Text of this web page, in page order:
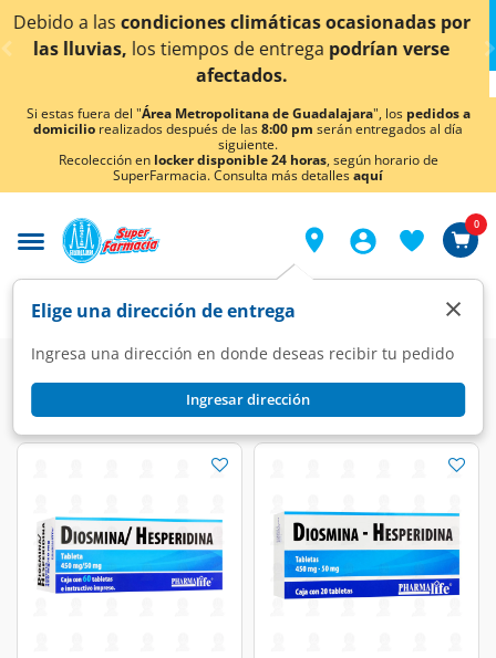
< div class="carousel-inner">
¡Ahora también en Aguascalientes!Daclic aquí
conocer detalles.
Si estas fuera del "Área Metropolitana de Guadalajara", los pedidos a
domicilio realizados después de las8:00 pm serán entregados al día
siguiente.
Recolección en locker disponible 24 horas, según horario de
SuperFarmacia. Consulta más detallesaquí
Elige una dirección de entrega
Ingresa una dirección en donde deseas recibir tu pedido
Ingresar dirección
×
0
Farmacia Medicina
Hemorroides
Antihemorroides
Antihemorroides(16 productos)